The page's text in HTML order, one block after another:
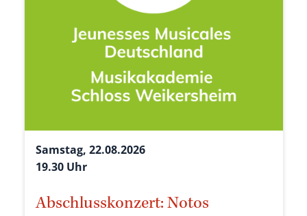
Samstag, 22.08.2026
19.30 Uhr
Abschlusskonzert: Notos